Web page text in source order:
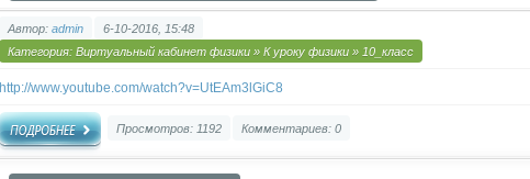
Автор: admin
6-10-2016, 15:48
Категория: Виртуальный кабинет физики » К уроку физики » 10_класс
http://www.youtube.com/watch?v=UtEAm3lGiC8
Просмотров: 1192 Комментариев: 0